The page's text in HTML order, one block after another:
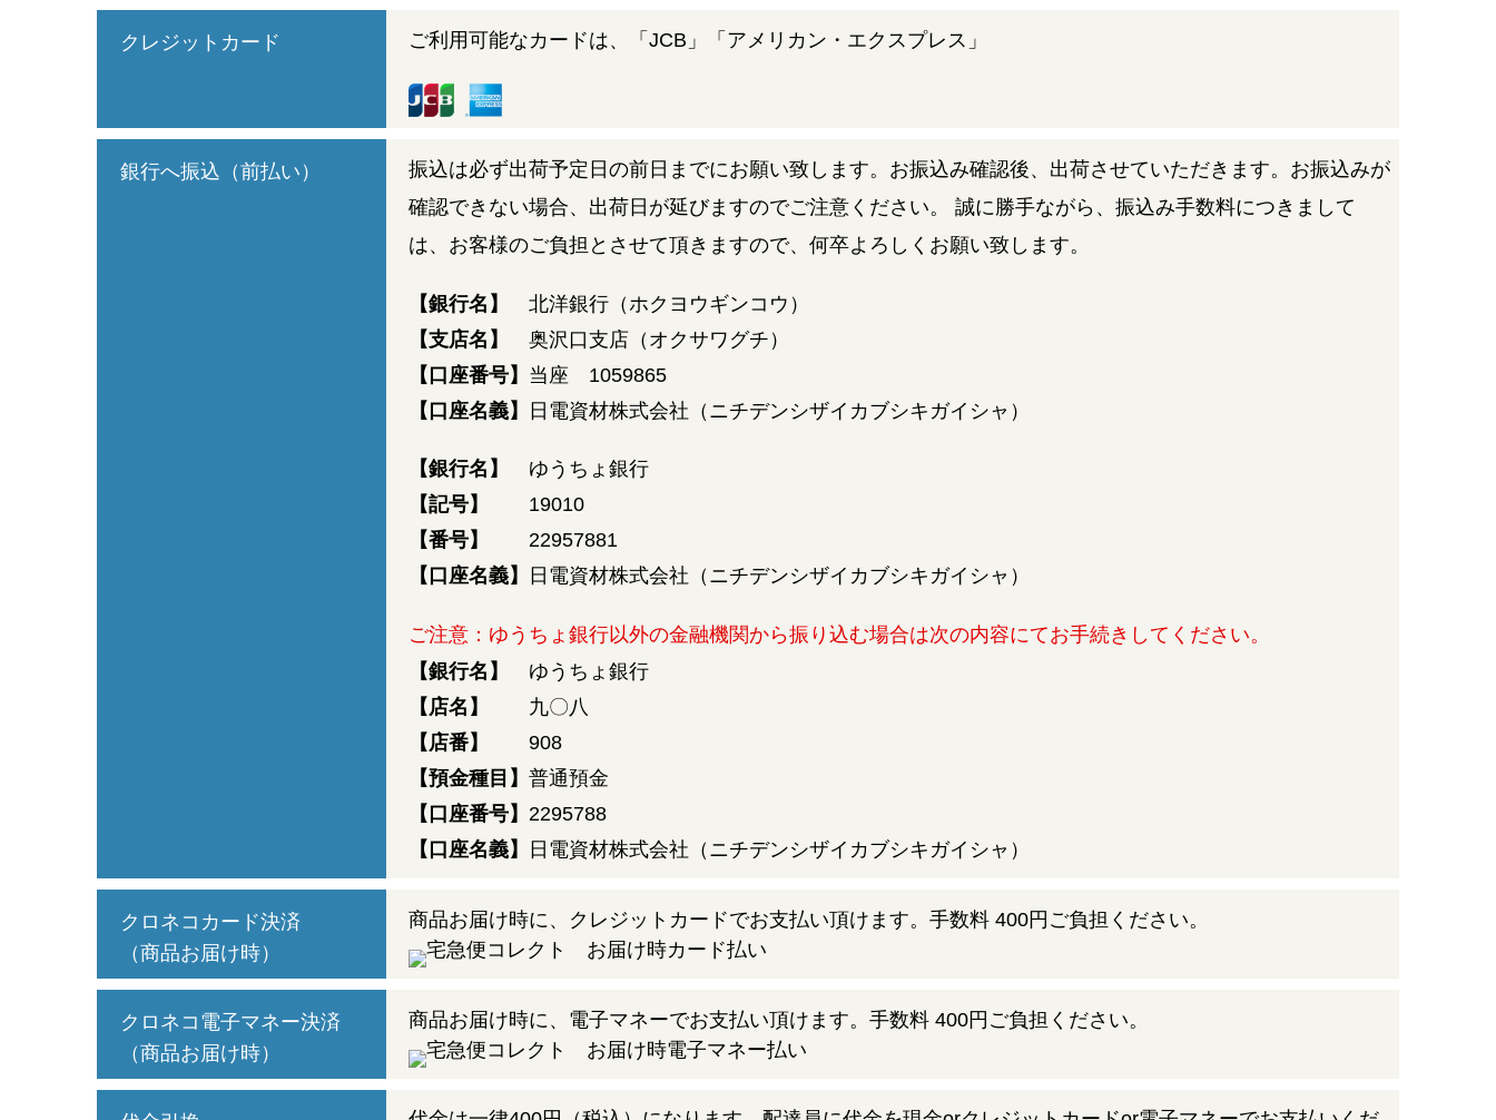
クレジットカード ご利用可能なカードは、「JCB」「アメリカン・エクスプレス」
銀行へ振込（前払い）
振込は必ず出荷予定日の前日までにお願い致します。お振込み確認後、出荷させていただきます。お振込みが
確認できない場合、出荷日が延びますのでご注意ください。 誠に勝手ながら、振込み手数料につきまして
は、お客様のご負担とさせて頂きますので、何卒よろしくお願い致します。
【銀行名】
北洋銀行（ホクヨウギンコウ）
【支店名】
奥沢口支店（オクサワグチ）
【口座番号】 当座 1059865
【口座名義】
日電資材株式会社（ニチデンシザイカブシキガイシャ）
【銀行名】
ゆうちょ銀行
【記号】
19010
【番号】
22957881
【口座名義】
日電資材株式会社（ニチデンシザイカブシキガイシャ）
ご注意：ゆうちょ銀行以外の金融機関から振り込む場合は次の内容にてお手続きしてください。
【銀行名】
ゆうちょ銀行
【店名】
九〇八
【店番】
908
【預金種目】 普通預金
【口座番号】 2295788
【口座名義】
日電資材株式会社（ニチデンシザイカブシキガイシャ）
クロネコカード決済
（商品お届け時）
商品お届け時に、クレジットカードでお支払い頂けます。手数料 400円ご負担ください。
クロネコ電子マネー決済
（商品お届け時）
商品お届け時に、電子マネーでお支払い頂けます。手数料 400円ご負担ください。